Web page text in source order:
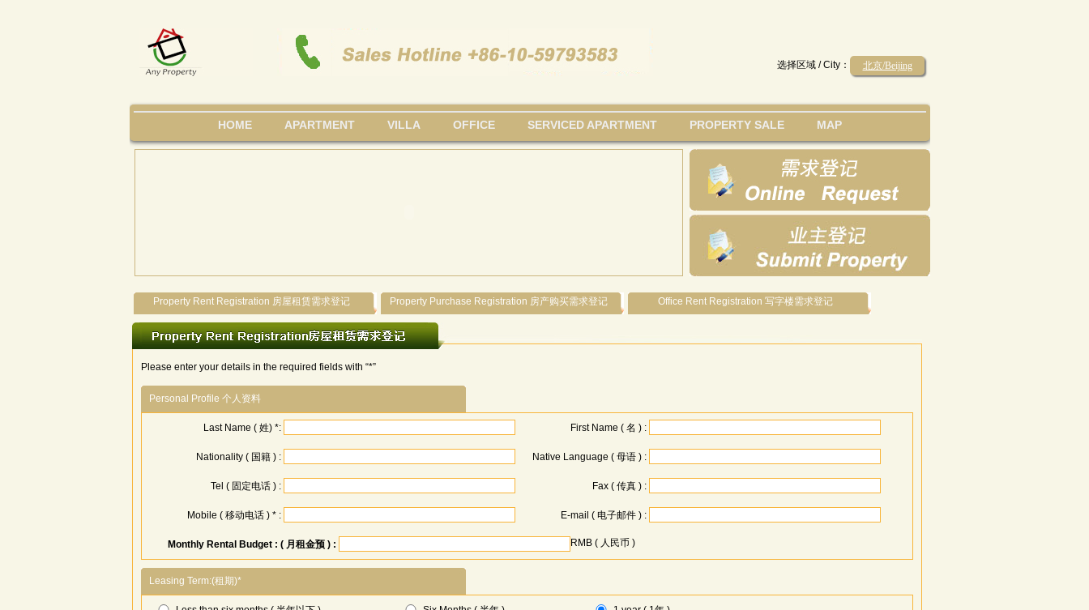
选择区域 / City： 北京/Beijing
HOME APARTMENT VILLA OFFICE SERVICED APARTMENT PROPERTY SALE MAP
Property Rent Registration 房屋租赁需求登记 Property Purchase Registration 房产购买需求登记 Office Rent Registration 写字楼需求登记
Please enter your details in the required fields with “*”
Personal Profile 个人资料
Last Name ( 姓) *: First Name ( 名 ) :
Nationality ( 国籍 ) : Native Language ( 母语 ) :
Tel ( 固定电话 ) : Fax ( 传真 ) :
Mobile ( 移动电话 ) * : E-mail ( 电子邮件 ) :
Monthly Rental Budget : ( 月租金预 ) : RMB ( 人民币 )
Leasing Term:(租期)*